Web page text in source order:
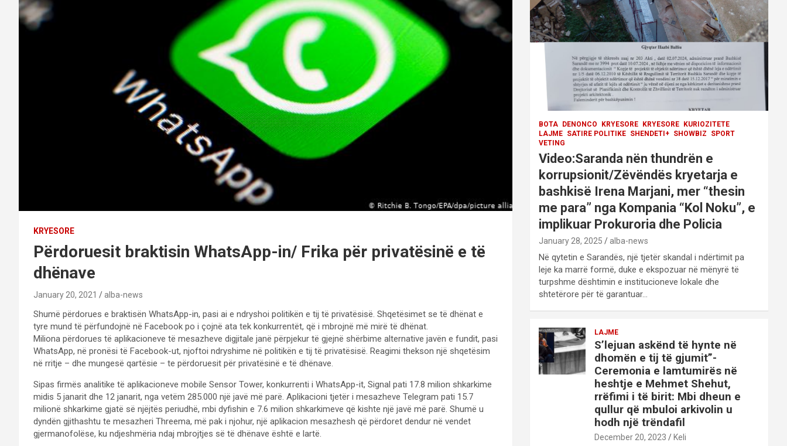
KRYESORE
Përdoruesit braktisin WhatsApp-in/ Frika për privatësinë e të
dhënave
January 20, 2021 alba-news
Shumë përdorues e braktisën WhatsApp-in, pasi ai e ndryshoi politikën e tij të privatësisë. Shqetësimet se të dhënat e
tyre mund të përfundojnë në Facebook po i çojnë ata tek konkurrentët, që i mbrojnë më mirë të dhënat.
Miliona përdorues të aplikacioneve të mesazheve digjitale janë përpjekur të gjejnë shërbime alternative javën e fundit, pasi
WhatsApp, në pronësi të Facebook-ut, njoftoi ndryshime në politikën e tij të privatësisë. Reagimi thekson një shqetësim
në rritje – dhe mungesë qartësie – te përdoruesit për privatësinë e të dhënave.
Sipas firmës analitike të aplikacioneve mobile Sensor Tower, konkurrenti i WhatsApp-it, Signal pati 17.8 milion shkarkime
midis 5 janarit dhe 12 janarit, nga vetëm 285.000 një javë më parë. Aplikacioni tjetër i mesazheve Telegram pati 15.7
milionë shkarkime gjatë së njëjtës periudhë, mbi dyfishin e 7.6 milion shkarkimeve që kishte një javë më parë. Shumë u
dyndën gjithashtu te mesazheri Threema, më pak i njohur, një aplikacion mesazhesh që përdoret dendur në vendet
gjermanofolëse, ku ndjeshmëria ndaj mbrojtjes së të dhënave është e lartë.
BOTA DENONCO KRYESORE KRYESORE
KURIOZITETE
LAJME SATIRE POLITIKE SHENDETI+ SHOWBIZ
SPORT
VETING
Video:Saranda nën thundrën e
korrupsionit/Zëvëndës kryetarja e
bashkisë Irena Marjani, mer “thesin
me para” nga Kompania “Kol Noku”, e
implikuar Prokuroria dhe Policia
January 28, 2025 alba-news
Në qytetin e Sarandës, një tjetër skandal i ndërtimit pa
leje ka marrë formë, duke e ekspozuar në mënyrë të
turpshme dështimin e institucioneve lokale dhe
shtetërore për të garantuar…
LAJME
S’lejuan askënd të hynte në
dhomën e tij të gjumit”-
Ceremonia e lamtumirës në
heshtje e Mehmet Shehut,
rrëfimi i të birit: Mbi dheun e
qullur që mbuloi arkivolin u
hodh një trëndafil
December 20, 2023 Keli